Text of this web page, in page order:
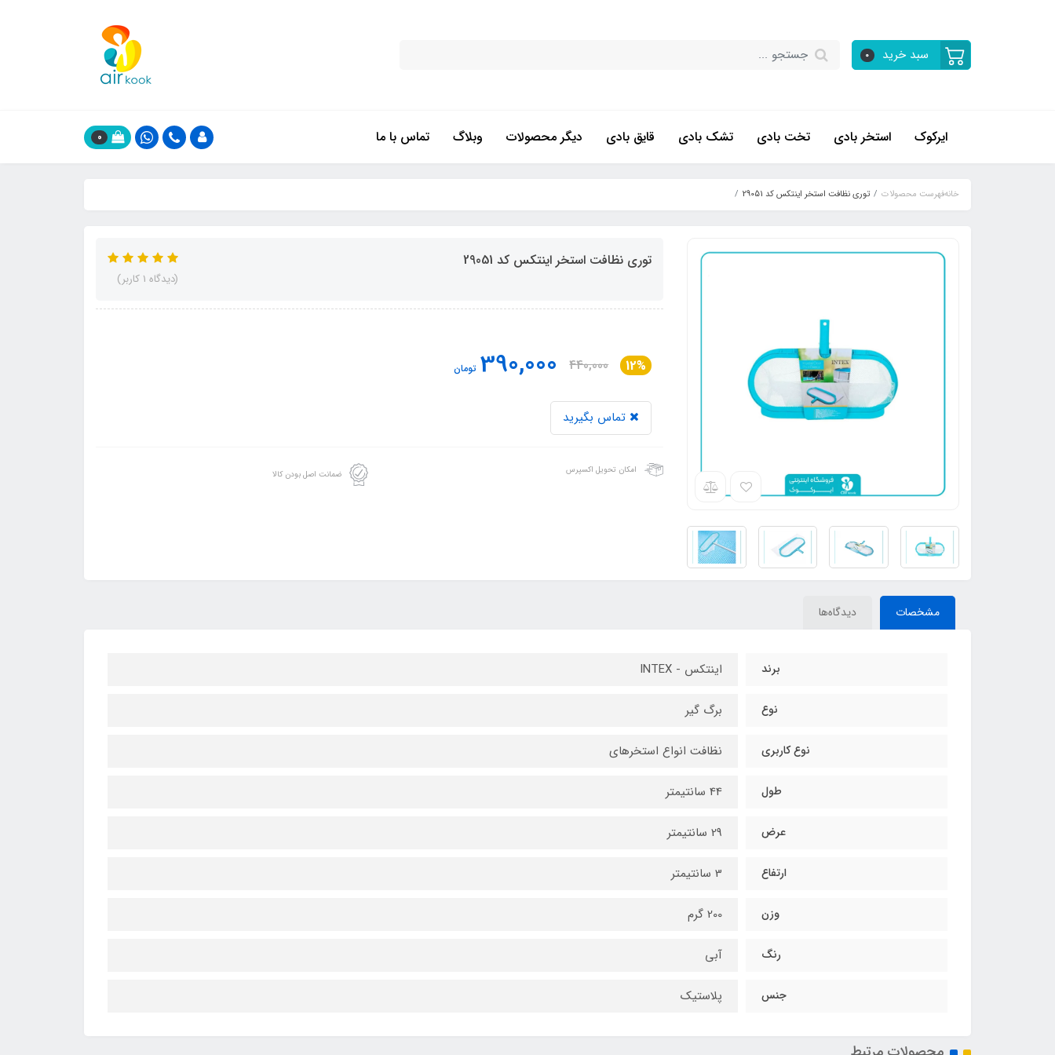
سبد خرید 0
ایرکوک استخر بادی تخت بادی تشک بادی قایق بادی دیگر محصولات وبلاگ تماس با ما 0
خانهفهرست محصولات توری نظافت استخر اینتکس کد 29051
توری نظافت استخر اینتکس کد 29051
(دیدگاه 1 کاربر)
12%
440,000
390,000 تومان
تماس بگیرید
امکان تحویل اکسپرس ضمانت اصل بودن کالا
مشخصات دیدگاه‌ها
برند اینتکس - INTEX
نوع برگ گیر
نوع کاربری نظافت انواع استخرهای
طول 44 سانتیمتر
عرض 29 سانتیمتر
ارتفاع 3 سانتیمتر
وزن 200 گرم
رنگ آبی
جنس پلاستیک